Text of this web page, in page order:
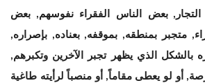
,بعض الناس الفقراء نفوسهم, بعض
, متجبر بمنطقه, بموقفه,بعناده, بإصراره,
بالشكل الذي يظهر تجبر الآخرين وتكبرهم,
, أو لو يعطى مقاماً, أو منصباً لرأيته طاغية